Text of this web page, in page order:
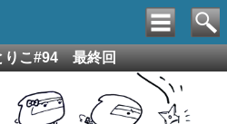
りこ#94 最終回